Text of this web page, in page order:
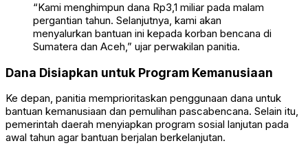
“Kami menghimpun dana Rp3,1 miliar pada malam
pergantian tahun. Selanjutnya, kami akan
menyalurkan bantuan ini kepada korban bencana di
Sumatera dan Aceh,” ujar perwakilan panitia.
Dana Disiapkan untuk Program Kemanusiaan
Ke depan, panitia memprioritaskan penggunaan dana untuk
bantuan kemanusiaan dan pemulihan pascabencana. Selain itu,
pemerintah daerah menyiapkan program sosial lanjutan pada
awal tahun agar bantuan berjalan berkelanjutan.